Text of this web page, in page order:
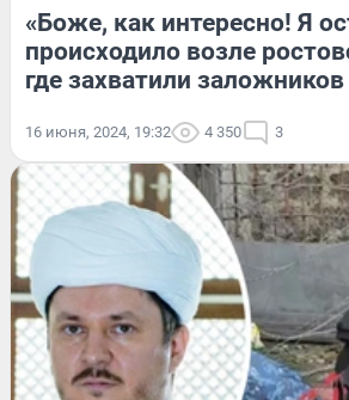
«Боже, как интересно! Я
происходило возле
где захватили заложников
16 июня, 2024, 19:32 4 350 3